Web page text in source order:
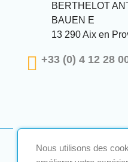
BERTHELOT
BAUEN E
13 290 Aix en
+33 (0) 4 12 28
Nous utilisons des